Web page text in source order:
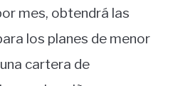
mes, obtendrá las
los planes de menor
cartera de